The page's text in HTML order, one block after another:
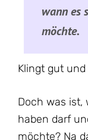
wann es
möchte.
Klingt gut
Doch was ist,
haben darf
möchte? Na